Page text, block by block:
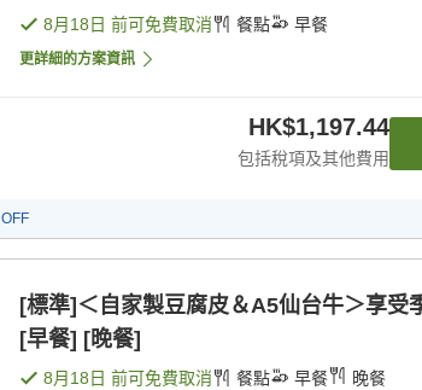
8月18日 前可免費取消 餐點 早餐
更詳細的方案資訊
HK$1,197.44
包括稅項及其他費用
OFF
[標準]＜自家製豆腐皮＆A5仙台牛＞享受
[早餐] [晚餐]
8月18日 前可免費取消 餐點 早餐 晚餐